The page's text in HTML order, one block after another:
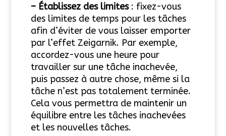
– Établissez des limites: fixez-vous
des limites de temps pour les tâches
afin d’éviter de vous laisser emporter
par l’effet Zeigarnik. Par exemple,
accordez-vous une heure pour
travailler sur une tâche inachevée,
puis passez à autre chose, même si la
tâche n’est pas totalement terminée.
Cela vous permettra de maintenir un
équilibre entre les tâches inachevées
et les nouvelles tâches.